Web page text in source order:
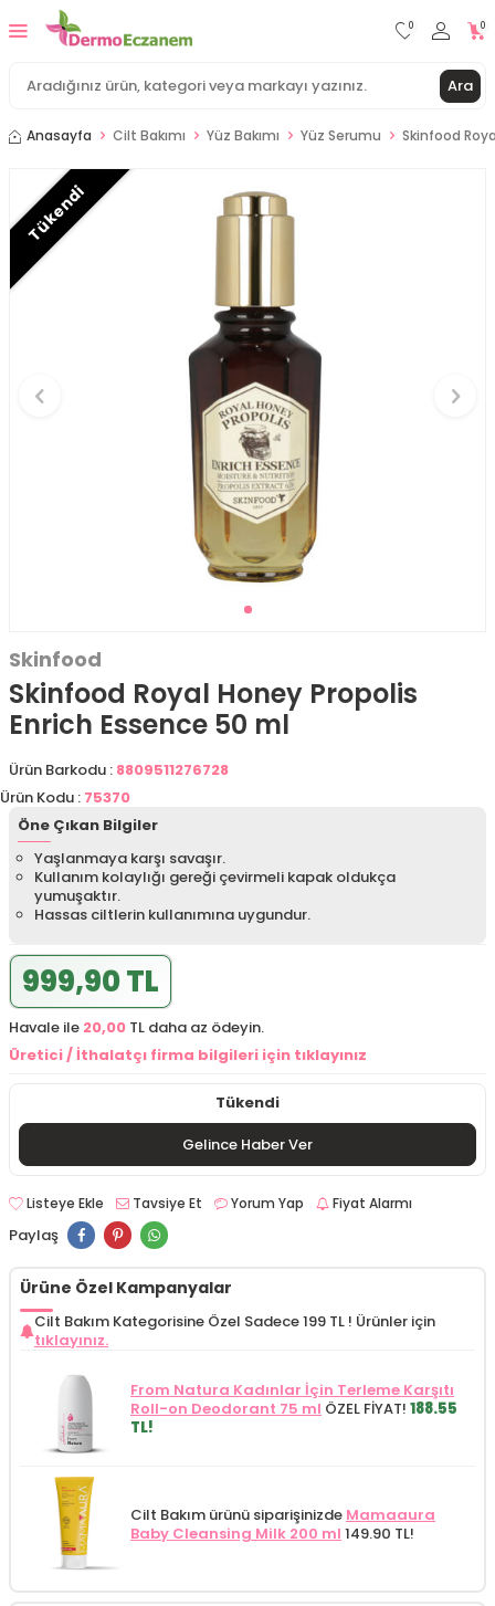
Ara
0 0
Anasayfa Cilt Bakımı Yüz Bakımı Yüz Serumu Skinfood
Tükendi
Skinfood
Skinfood Royal Honey Propolis
Enrich Essence 50 ml
Ürün Barkodu : 8809511276728
Ürün Kodu : 75370
Öne Çıkan Bilgiler
Yaşlanmaya karşı savaşır.
Kullanım kolaylığı gereği çevirmeli kapak oldukça
yumuşaktır.
Hassas ciltlerin kullanımına uygundur.
999,90 TL
Havale ile 20,00 TL daha az ödeyin.
Üretici / İthalatçı firma bilgileri için tıklayınız
Tükendi
Gelince Haber Ver
Listeye Ekle Tavsiye Et Yorum Yap Fiyat Alarmı
Paylaş
Ürüne Özel Kampanyalar
Cilt Bakım Kategorisine Özel Sadece 199 TL ! Ürünler için
tıklayınız.
From Natura Kadınlar İçin Terleme Karşıtı
Roll-on Deodorant 75 ml ÖZEL FİYAT! 188.55
TL!
Cilt Bakım ürünü siparişinizde Mamaaura
Baby Cleansing Milk 200 ml 149.90 TL!